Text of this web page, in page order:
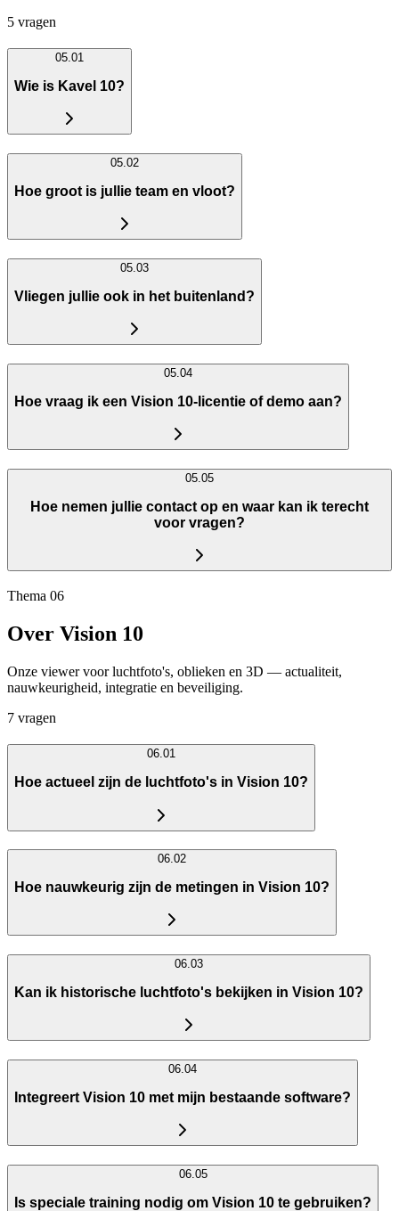
5 vragen
05.01
Wie is Kavel 10?
05.02
Hoe groot is jullie team en vloot?
05.03
Vliegen jullie ook in het buitenland?
05.04
Hoe vraag ik een Vision 10-licentie of demo aan?
05.05
Hoe nemen jullie contact op en waar kan ik terecht
voor vragen?
Thema 06
Over Vision 10
Onze viewer voor luchtfoto's, oblieken en 3D — actualiteit,
nauwkeurigheid, integratie en beveiliging.
7 vragen
06.01
Hoe actueel zijn de luchtfoto's in Vision 10?
06.02
Hoe nauwkeurig zijn de metingen in Vision 10?
06.03
Kan ik historische luchtfoto's bekijken in Vision 10?
06.04
Integreert Vision 10 met mijn bestaande software?
06.05
Is speciale training nodig om Vision 10 te gebruiken?